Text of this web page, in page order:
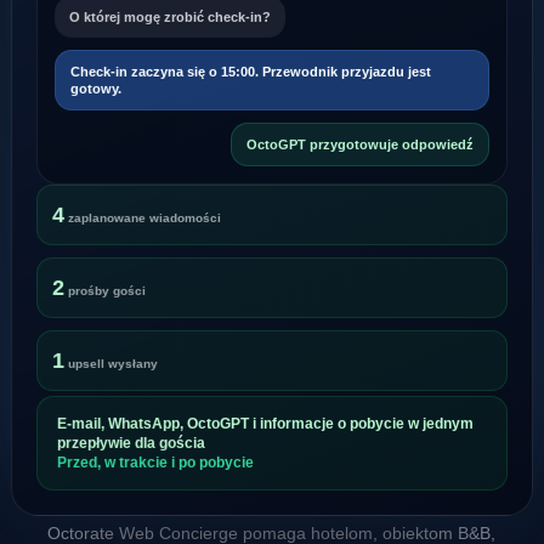
Octorate Web Concierge pomaga hotelom, obiektom B&B,
O której mogę zrobić check-in?
Check-in zaczyna się o 15:00. Przewodnik przyjazdu jest
gotowy.
OctoGPT przygotowuje odpowiedź
4 zaplanowane wiadomości
2 prośby gości
1 upsell wysłany
E-mail, WhatsApp, OctoGPT i informacje o pobycie w jednym
przepływie dla gościa
Przed, w trakcie i po pobycie